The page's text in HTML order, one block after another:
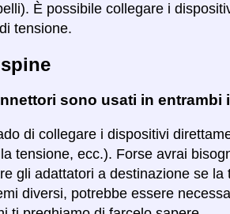
È possibile collegare i
tensione.
sono usati in entrambi
di collegare i dispositivi
tensione, ecc.). Forse avrai
gli adattatori a destinazione se
diversi, potrebbe essere